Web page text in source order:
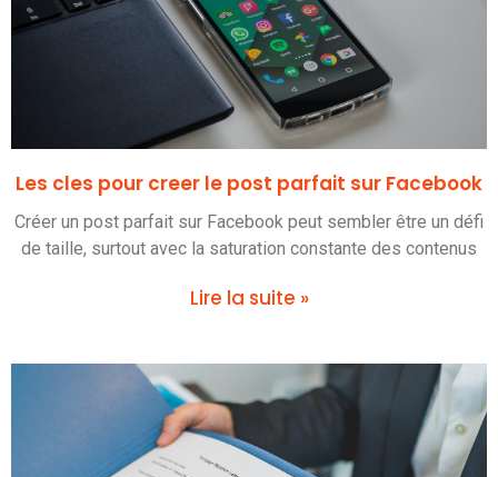
Les cles pour creer le post parfait sur Facebook
Créer un post parfait sur Facebook peut sembler être un défi
de taille, surtout avec la saturation constante des contenus
Lire la suite »